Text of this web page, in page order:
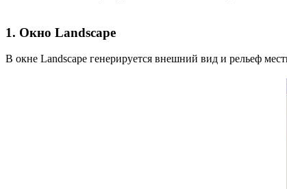
1. Окно Landscape
В окне Landscape генерируется внешний вид и рельеф